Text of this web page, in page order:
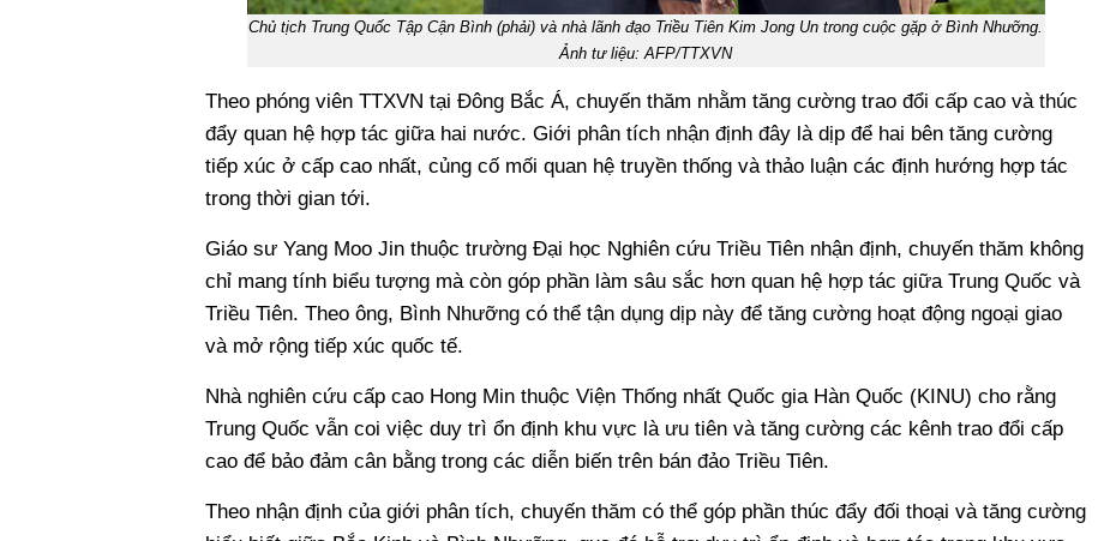
Chủ tịch Trung Quốc Tập Cận Bình (phải) và nhà lãnh đạo Triều Tiên Kim Jong Un trong cuộc gặp ở Bình Nhưỡng.
Ảnh tư liệu: AFP/TTXVN
Theo phóng viên TTXVN tại Đông Bắc Á, chuyến thăm nhằm tăng cường trao đổi cấp cao và thúc
đẩy quan hệ hợp tác giữa hai nước. Giới phân tích nhận định đây là dịp để hai bên tăng cường
tiếp xúc ở cấp cao nhất, củng cố mối quan hệ truyền thống và thảo luận các định hướng hợp tác
trong thời gian tới.
Giáo sư Yang Moo Jin thuộc trường Đại học Nghiên cứu Triều Tiên nhận định, chuyến thăm không
chỉ mang tính biểu tượng mà còn góp phần làm sâu sắc hơn quan hệ hợp tác giữa Trung Quốc và
Triều Tiên. Theo ông, Bình Nhưỡng có thể tận dụng dịp này để tăng cường hoạt động ngoại giao
và mở rộng tiếp xúc quốc tế.
Nhà nghiên cứu cấp cao Hong Min thuộc Viện Thống nhất Quốc gia Hàn Quốc (KINU) cho rằng
Trung Quốc vẫn coi việc duy trì ổn định khu vực là ưu tiên và tăng cường các kênh trao đổi cấp
cao để bảo đảm cân bằng trong các diễn biến trên bán đảo Triều Tiên.
Theo nhận định của giới phân tích, chuyến thăm có thể góp phần thúc đẩy đối thoại và tăng cường